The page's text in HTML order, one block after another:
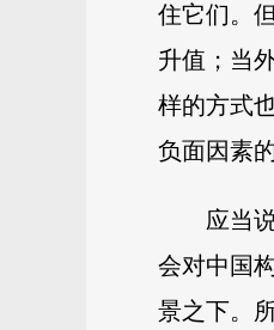
住它们。
升值；当
样的方式
负面因素
应当
会对中国
景之下。